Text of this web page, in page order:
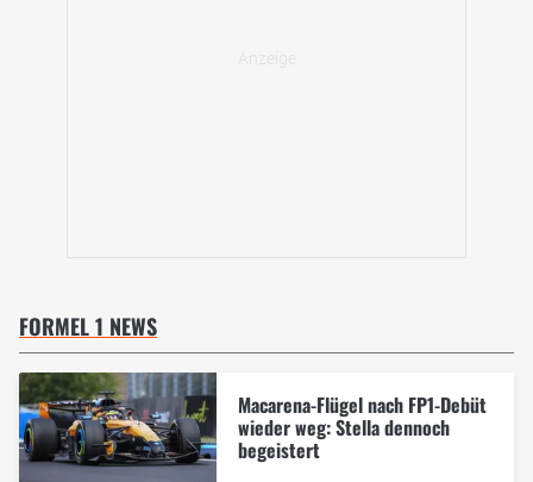
FORMEL 1 NEWS
Macarena-Flügel nach FP1-Debüt
wieder weg: Stella dennoch
begeistert